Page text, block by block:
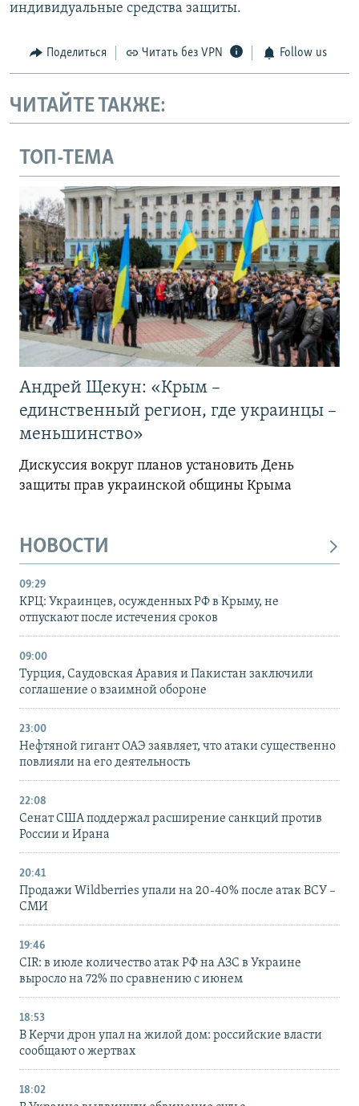
индивидуальные средства защиты.
Поделиться Читать без VPN Follow us
ЧИТАЙТЕ ТАКЖЕ:
ТОП-ТЕМА
Андрей Щекун: «Крым –
единственный регион, где украинцы –
меньшинство»
Дискуссия вокруг планов установить День
защиты прав украинской общины Крыма
НОВОСТИ
09:29
КРЦ: Украинцев, осужденных РФ в Крыму, не
отпускают после истечения сроков
09:00
Турция, Саудовская Аравия и Пакистан заключили
соглашение о взаимной обороне
23:00
Нефтяной гигант ОАЭ заявляет, что атаки существенно
повлияли на его деятельность
22:08
Сенат США поддержал расширение санкций против
России и Ирана
20:41
Продажи Wildberries упали на 20-40% после атак ВСУ –
СМИ
19:46
CIR: в июле количество атак РФ на АЗС в Украине
выросло на 72% по сравнению с июнем
18:53
В Керчи дрон упал на жилой дом: российские власти
сообщают о жертвах
18:02